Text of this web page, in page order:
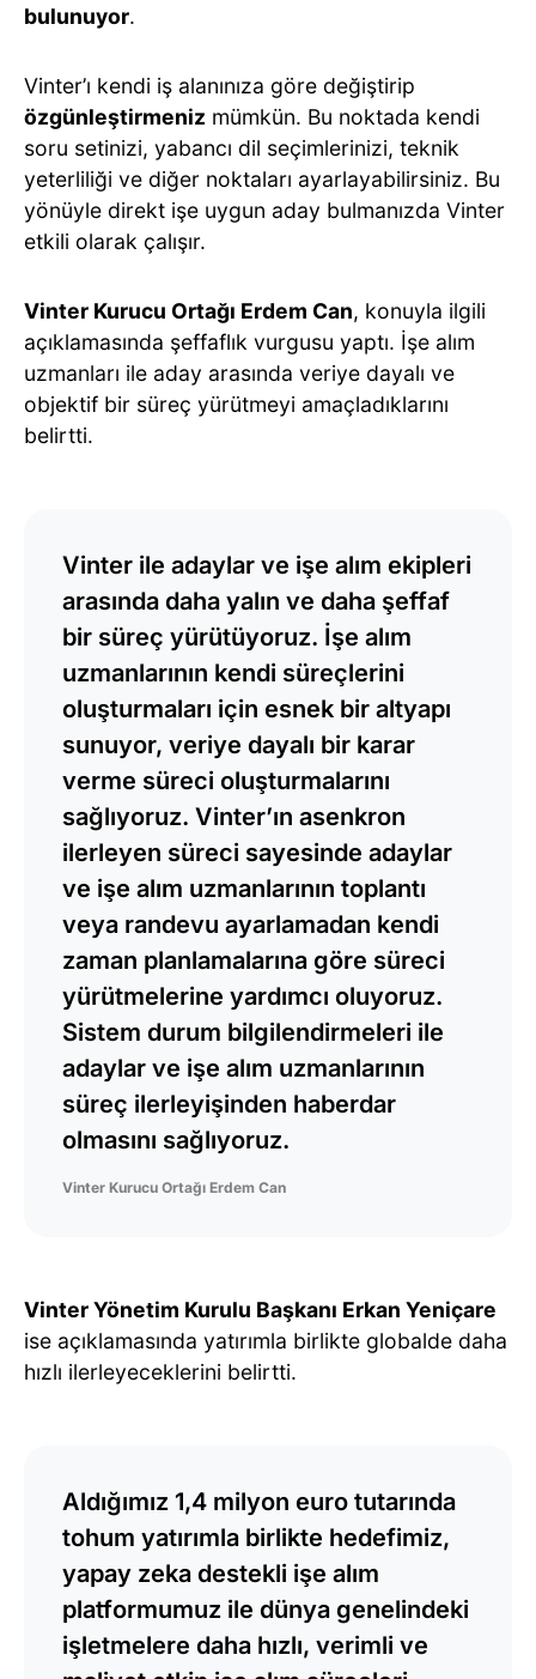
bulunuyor.
Vinter’ı kendi iş alanınıza göre değiştirip
özgünleştirmeniz mümkün. Bu noktada kendi
soru setinizi, yabancı dil seçimlerinizi, teknik
yeterliliği ve diğer noktaları ayarlayabilirsiniz. Bu
yönüyle direkt işe uygun aday bulmanızda Vinter
etkili olarak çalışır.
Vinter Kurucu Ortağı Erdem Can, konuyla ilgili
açıklamasında şeffaflık vurgusu yaptı. İşe alım
uzmanları ile aday arasında veriye dayalı ve
objektif bir süreç yürütmeyi amaçladıklarını
belirtti.
Vinter ile adaylar ve işe alım ekipleri
arasında daha yalın ve daha şeffaf
bir süreç yürütüyoruz. İşe alım
uzmanlarının kendi süreçlerini
oluşturmaları için esnek bir altyapı
sunuyor, veriye dayalı bir karar
verme süreci oluşturmalarını
sağlıyoruz. Vinter’ın asenkron
ilerleyen süreci sayesinde adaylar
ve işe alım uzmanlarının toplantı
veya randevu ayarlamadan kendi
zaman planlamalarına göre süreci
yürütmelerine yardımcı oluyoruz.
Sistem durum bilgilendirmeleri ile
adaylar ve işe alım uzmanlarının
süreç ilerleyişinden haberdar
olmasını sağlıyoruz.
Vinter Kurucu Ortağı Erdem Can
Vinter Yönetim Kurulu Başkanı Erkan Yeniçare
ise açıklamasında yatırımla birlikte globalde daha
hızlı ilerleyeceklerini belirtti.
Aldığımız 1,4 milyon euro tutarında
tohum yatırımla birlikte hedefimiz,
yapay zeka destekli işe alım
platformumuz ile dünya genelindeki
işletmelere daha hızlı, verimli ve